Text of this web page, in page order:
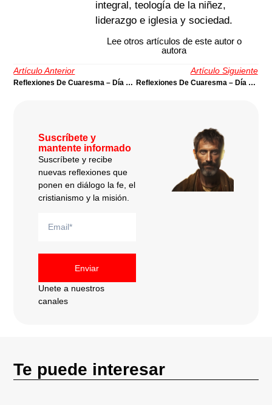
integral, teología de la niñez,
liderazgo e iglesia y sociedad.
Lee otros artículos de este autor o
autora
Artículo Anterior
Reflexiones De Cuaresma – Día 14: Religión Que Oprime | Por Harold Segura
Artículo Siguiente
Reflexiones De Cuaresma – Día 16: Encontrar Un Tesoro, ¿perder Un Amigo? | Por Harold Segura
Suscríbete y
mantente informado
Suscríbete y recibe
nuevas reflexiones que
ponen en diálogo la fe, el
cristianismo y la misión.
Enviar
Unete a nuestros
canales
Te puede interesar